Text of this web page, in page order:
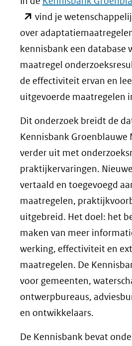
vind je
over
kennisbank een database
maatregel
de effectiviteit ervan en
uitgevoerde maatregelen
Dit onderzoek breidt de
Kennisbank Groenblauwe
verder uit met
praktijkervaringen.
vertaald en toegevoegd
maatregelen,
uitgebreid. Het doel: het
maken van meer
werking, effectiviteit en
maatregelen. De
voor gemeenten,
ontwerpbureaus,
en ontwikkelaars.
De Kennisbank bevat